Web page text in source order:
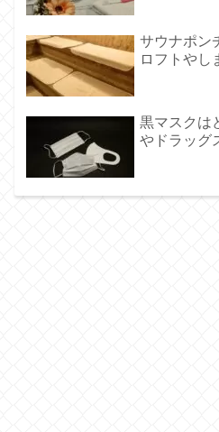
サウナポン
ロフトやし
黒マスクは
やドラッグ